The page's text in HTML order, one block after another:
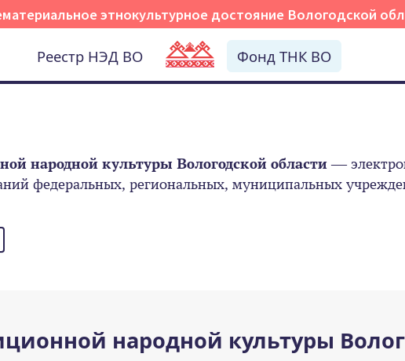
этнокультурное достояние Вологодской
Реестр НЭД ВО Фонд ТНК ВО
народной культуры Вологодской области—
федеральных, региональных, муниципальных
народной культуры